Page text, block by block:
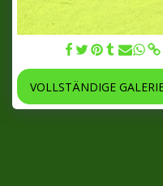
VOLLSTÄNDIGE